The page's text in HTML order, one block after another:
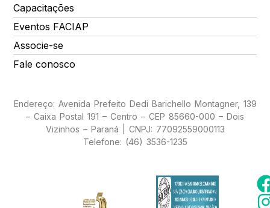
Capacitações
Eventos FACIAP
Associe-se
Fale conosco
Endereço: Avenida Prefeito Dedi Barichello Montagner, 139
– Caixa Postal 191 – Centro – CEP 85660-000 – Dois
Vizinhos – Paraná | CNPJ: 77092559000113
Telefone: (46) 3536-1235